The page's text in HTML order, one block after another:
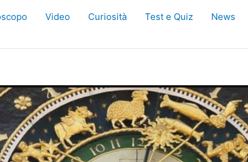
Video Curiosità Test e Quiz News